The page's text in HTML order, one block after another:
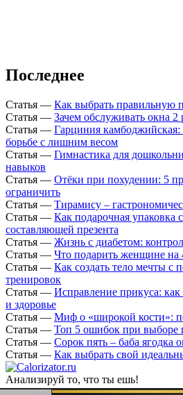
Последнее
Статья — Как выбрать правильную
Статья — Зачем обслуживать окна 2
Статья — Гарциния
борьбе с лишним весом
Статья — Гимнастика для
навыков
Статья — Отёки при похудении: 5
ограничить
Статья — Тирамису –
Статья — Как подарочная упаковка
составляющей презента
Статья — Жизнь с диабетом:
Статья — Что подарить женщине на
Статья — Как создать тело мечты с
тренировок
Статья — Исправление прикуса:
и здоровье
Статья — Миф о «широкой кости»:
Статья — Топ 5 ошибок при выборе
Статья — Сорок пять – баба ягодка
Статья — Как выбрать свой
Анализируй то, что ты ешь!